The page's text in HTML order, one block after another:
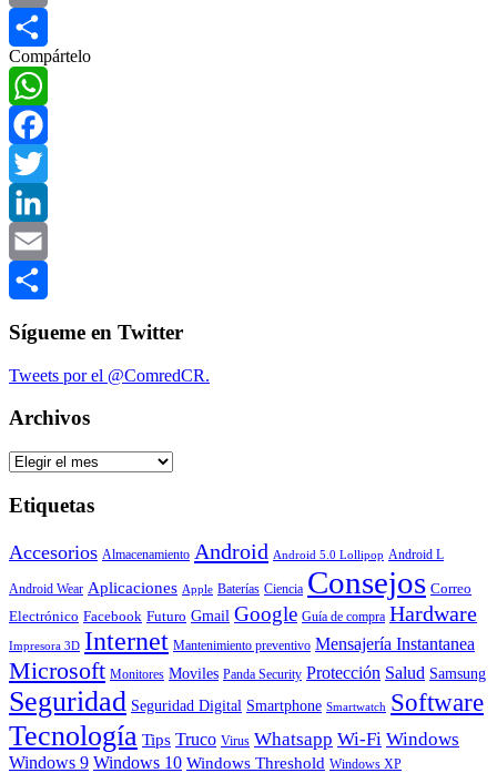
Email
Compartir
Compártelo
WhatsApp
Facebook
Twitter
LinkedIn
Email
Sígueme en Twitter
Tweets por el @ComredCR.
Archivos
Archivos
Etiquetas
Accesorios Almacenamiento Android Android 5.0 Lollipop Android L
Android Wear Aplicaciones Apple Baterías Ciencia Consejos Correo
Electrónico Facebook Futuro Gmail Google Guía de compra Hardware
Impresora 3D Internet Mantenimiento preventivo Mensajería Instantanea
Microsoft Monitores Moviles Panda Security Protección Salud Samsung
Seguridad Seguridad Digital Smartphone Smartwatch Software
Tecnología Tips Truco Virus Whatsapp Wi-Fi Windows
Windows 9 Windows 10 Windows Threshold Windows XP